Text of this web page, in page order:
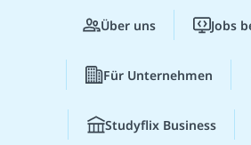
Über uns Jobs
Für Unternehmen
Studyflix Business